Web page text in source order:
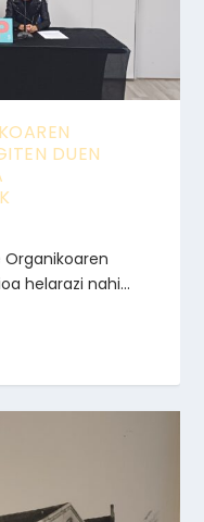
DUEN
Organikoaren
helarazi nahi...